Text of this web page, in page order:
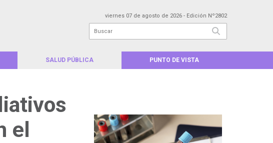
viernes 07 de agosto de 2026 - Edición Nº2802
SALUD PÚBLICA PUNTO DE VISTA
el